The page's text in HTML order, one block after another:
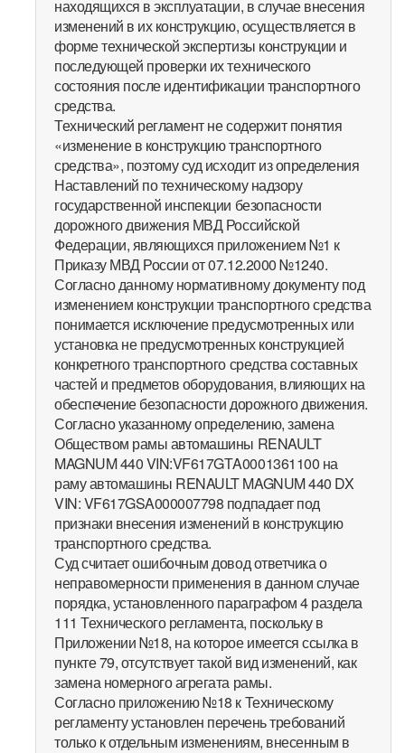
находящихся в эксплуатации, в случае внесения
изменений в их конструкцию, осуществляется в
форме технической экспертизы конструкции и
последующей проверки их технического
состояния после идентификации транспортного
средства.
Технический регламент не содержит понятия
«изменение в конструкцию транспортного
средства», поэтому суд исходит из определения
Наставлений по техническому надзору
государственной инспекции безопасности
дорожного движения МВД Российской
Федерации, являющихся приложением №1 к
Приказу МВД России от 07.12.2000 №1240.
Согласно данному нормативному документу под
изменением конструкции транспортного средства
понимается исключение предусмотренных или
установка не предусмотренных конструкцией
конкретного транспортного средства составных
частей и предметов оборудования, влияющих на
обеспечение безопасности дорожного движения.
Согласно указанному определению, замена
Обществом рамы автомашины RENAULT
MAGNUM 440 VIN:VF617GТA0001361100 на
раму автомашины RENAULT MAGNUM 440 DX
VIN: VF617GSA000007798 подпадает под
признаки внесения изменений в конструкцию
транспортного средства.
Суд считает ошибочным довод ответчика о
неправомерности применения в данном случае
порядка, установленного параграфом 4 раздела
111 Технического регламента, поскольку в
Приложении №18, на которое имеется ссылка в
пункте 79, отсутствует такой вид изменений, как
замена номерного агрегата рамы.
Согласно приложению №18 к Техническому
регламенту установлен перечень требований
только к отдельным изменениям, внесенным в